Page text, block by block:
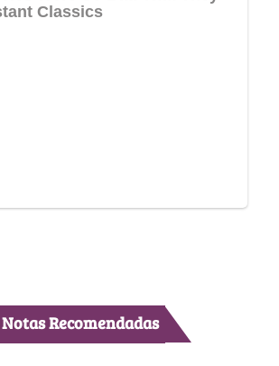
Notas Recomendadas